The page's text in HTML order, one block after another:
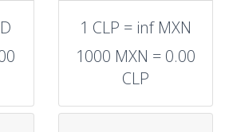
1 CLP = inf MXN
1000 MXN = 0.00
CLP